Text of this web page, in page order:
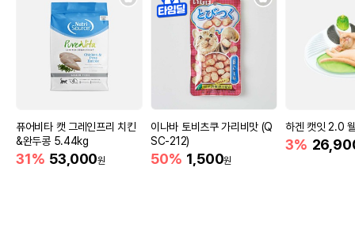
유통기한을 따릅니다.
퓨어비타 캣 그레인프리 치킨
&완두콩 5.44kg
31% 53,000원
이나바 토비츠쿠 가리비맛 (Q
SC-212)
50% 1,500원
하겐 캣잇 2.0
3%